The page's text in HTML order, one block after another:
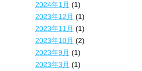
2024年1月 (1)
2023年12月 (1)
2023年11月 (1)
2023年10月 (2)
2023年9月 (1)
2023年3月 (1)